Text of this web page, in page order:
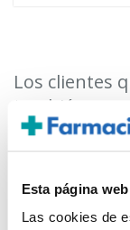
Esta página
Las cookies de
Los clientes
también
PRECIO